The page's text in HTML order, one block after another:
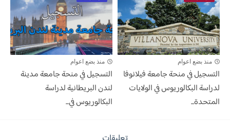
منذ بضع اعوام
التسجيل في منحة جامعة فيلانوفا
لدراسة البكالوريوس في الولايات
المتحدة...
منذ بضع اعوام
التسجيل في منحة جامعة مدينة
لندن البريطانية لدراسة
البكالوريوس في...